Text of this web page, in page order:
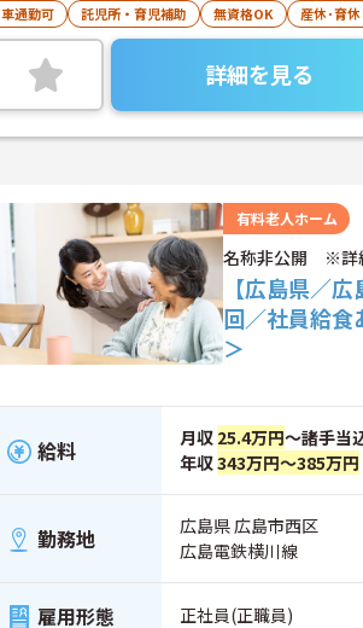
車通勤可 託児所・育児補助 無資格OK 産休･育
詳細を見る
有料老人ホーム
名称非公開 ※詳
【広島県／
回／社員給
＞
給料 月収 25.4万円～諸手当
年収343万円～385万円
勤務地
広島県 広島市西区
広島電鉄横川線
雇用形態 正社員(正職員)